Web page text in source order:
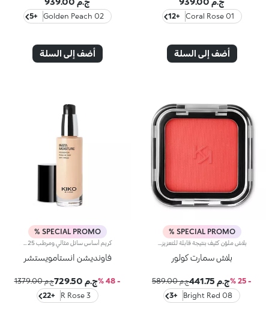
01 Coral Rose
+12
أضف إلى السلة
02 Golden Peach
+5
أضف إلى السلة
SPECIAL PROMO %
بلاش سمارت كولور
- 25 % ج.م 441.75
ج.م 589.00
08 Bright Red
+3
SPECIAL PROMO %
فاونديشن انستامويستشر
- 48 % ج.م 729.50
ج.م 1379.00
3 R Rose
+22